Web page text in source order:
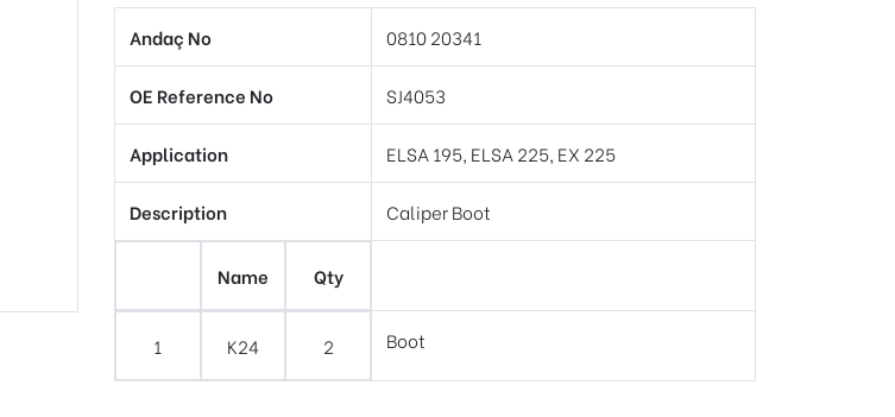
Andaç No 0810 20341
OE Reference No SJ4053
Application ELSA 195, ELSA 225, EX 225
Description Caliper Boot
Name Qty
1 K24 2 Boot